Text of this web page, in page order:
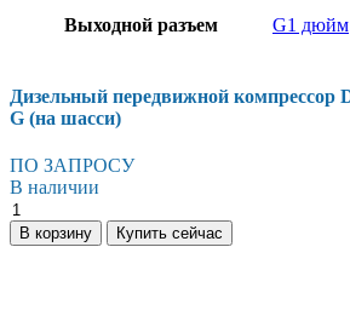
Выходной разъем G1 дюйм
Дизельный передвижной компрессор
G (на шасси)
ПО ЗАПРОСУ
В наличии
Дизельный
передвижной
компрессор
В корзину Купить сейчас